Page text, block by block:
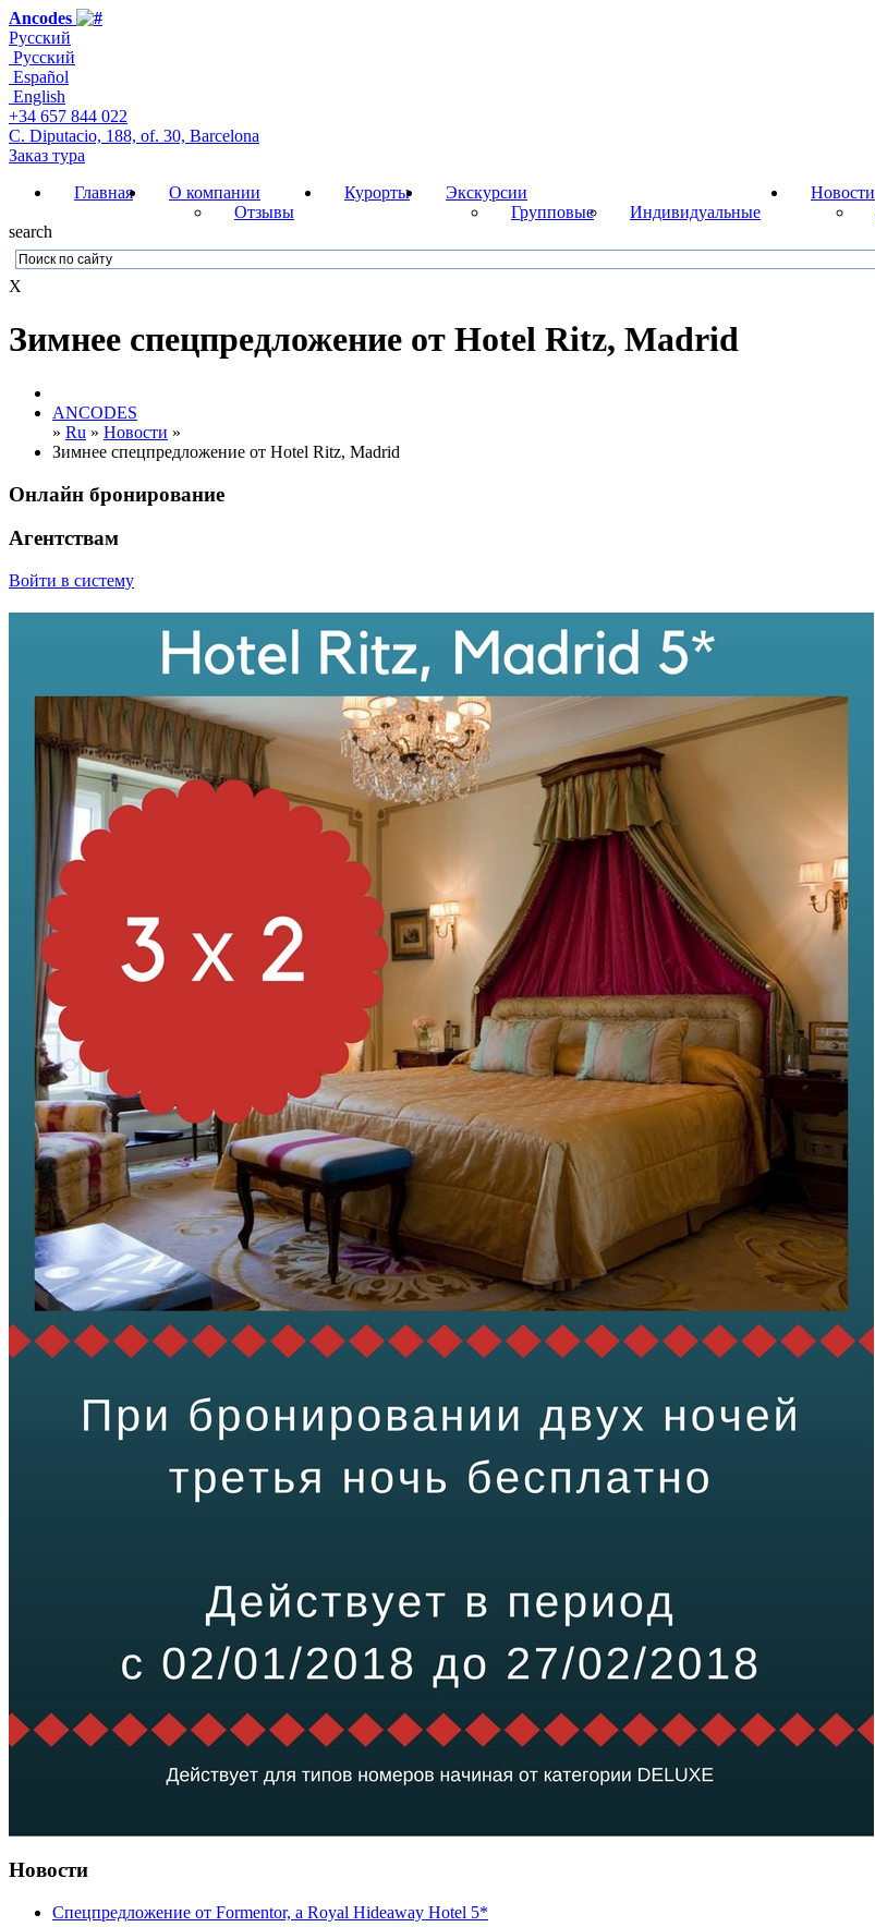
Ancodes
Русский
Русский
Español
English
+34 657 844 022
C. Diputacio, 188, of. 30, Barcelona
Заказ тура
Главная
О компании
Отзывы
Курорты
Экскурсии
Групповые
Индивидуальные
Новости
search
X
Зимнее спецпредложение от Hotel Ritz, Madrid
ANCODES
» Ru » Новости »
Зимнее спецпредложение от Hotel Ritz, Madrid
Онлайн бронирование
Агентствам
Войти в систему
Новости
Cпецпредложение от Formentor, a Royal Hideaway Hotel 5*